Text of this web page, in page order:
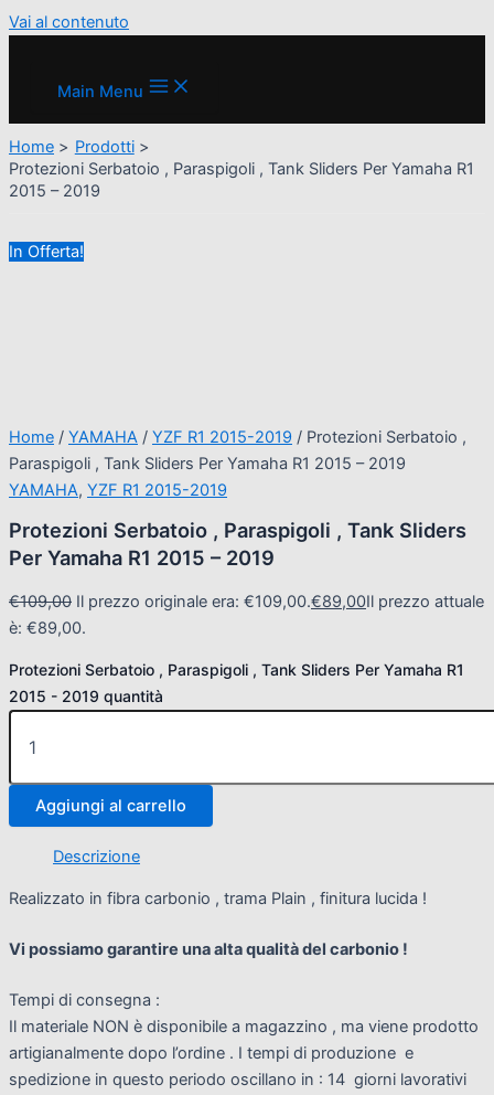
Vai al contenuto
Main Menu
Home
Prodotti
Protezioni Serbatoio , Paraspigoli , Tank Sliders Per Yamaha R1
2015 – 2019
In Offerta!
Home / YAMAHA / YZF R1 2015-2019 / Protezioni Serbatoio ,
Paraspigoli , Tank Sliders Per Yamaha R1 2015 – 2019
YAMAHA, YZF R1 2015-2019
Protezioni Serbatoio , Paraspigoli , Tank Sliders
Per Yamaha R1 2015 – 2019
€109,00 Il prezzo originale era: €109,00.€89,00Il prezzo attuale
è: €89,00.
Protezioni Serbatoio , Paraspigoli , Tank Sliders Per Yamaha R1
2015 - 2019 quantità
Aggiungi al carrello
Descrizione
Realizzato in fibra carbonio , trama Plain , finitura lucida !
Vi possiamo garantire una alta qualità del carbonio !
Tempi di consegna :
Il materiale NON è disponibile a magazzino , ma viene prodotto
artigianalmente dopo l’ordine . I tempi di produzione e
spedizione in questo periodo oscillano in : 14 giorni lavorativi